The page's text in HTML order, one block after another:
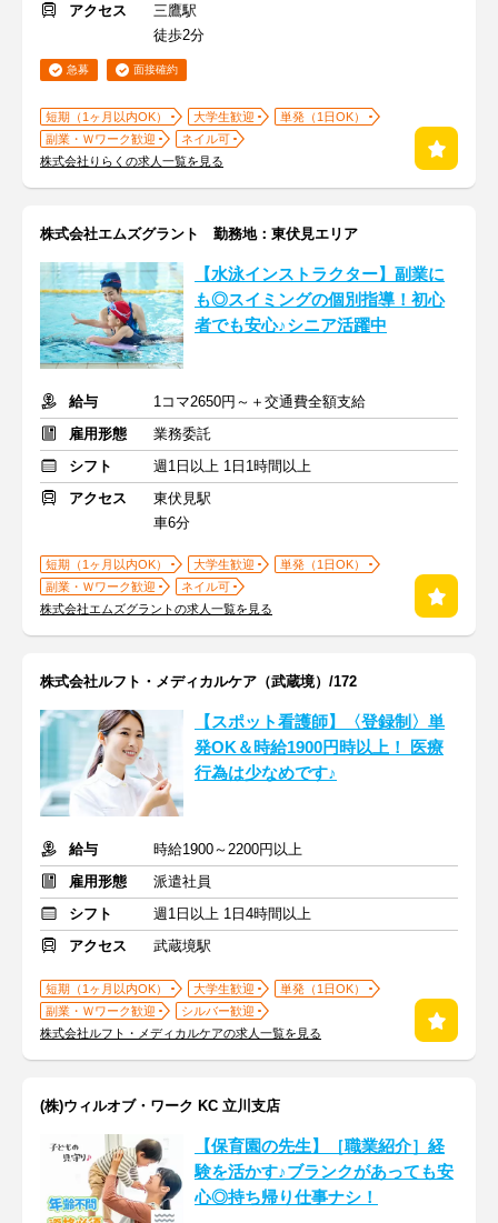
アクセス
三鷹駅
徒歩2分
急募 面接確約
短期（1ヶ月以内OK） 大学生歓迎
単発（1日OK）
副業・Ｗワーク歓迎
ネイル可
株式会社りらくの求人一覧を見る
株式会社エムズグラント 勤務地：東伏見エリア
【水泳インストラクター】副業に
も◎スイミングの個別指導！初心
者でも安心♪シニア活躍中
給与
1コマ2650円～＋交通費全額支給
雇用形態
業務委託
シフト
週1日以上 1日1時間以上
アクセス
東伏見駅
車6分
短期（1ヶ月以内OK） 大学生歓迎
単発（1日OK）
副業・Ｗワーク歓迎
ネイル可
株式会社エムズグラントの求人一覧を見る
株式会社ルフト・メディカルケア（武蔵境）/172
【スポット看護師】〈登録制〉単
発OK＆時給1900円時以上！ 医療
行為は少なめです♪
給与
時給1900～2200円以上
雇用形態
派遣社員
シフト
週1日以上 1日4時間以上
アクセス
武蔵境駅
短期（1ヶ月以内OK） 大学生歓迎
単発（1日OK）
副業・Ｗワーク歓迎
シルバー歓迎
株式会社ルフト・メディカルケアの求人一覧を見る
(株)ウィルオブ・ワーク KC 立川支店
【保育園の先生】［職業紹介］経
験を活かす♪ブランクがあっても安
心◎持ち帰り仕事ナシ！